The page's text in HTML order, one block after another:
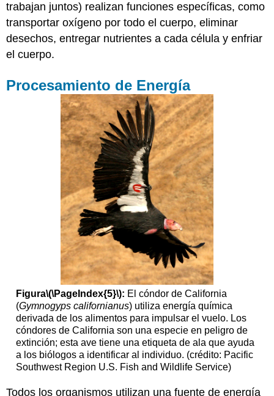
trabajan juntos) realizan funciones específicas, como
transportar oxígeno por todo el cuerpo, eliminar
desechos, entregar nutrientes a cada célula y enfriar
el cuerpo.
Procesamiento de Energía
Figura\(\PageIndex{5}\): El cóndor de California
(Gymnogyps californianus) utiliza energía química
derivada de los alimentos para impulsar el vuelo. Los
cóndores de California son una especie en peligro de
extinción; esta ave tiene una etiqueta de ala que ayuda
a los biólogos a identificar al individuo. (crédito: Pacific
Southwest Region U.S. Fish and Wildlife Service)
Todos los organismos utilizan una fuente de energía